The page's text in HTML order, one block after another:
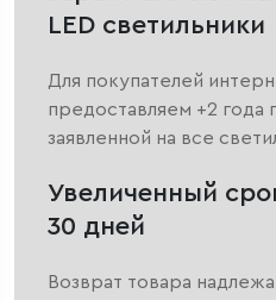
LED светильники
Для покупателей
предоставляем +2 года
заявленной на все
Увеличенный
30 дней
Возврат товара